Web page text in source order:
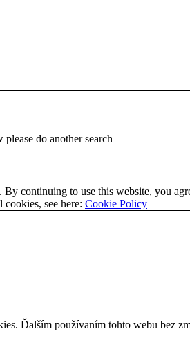
do another search
continuing to use this website, you
see here: Cookie Policy
Ďalším používaním tohto webu bez